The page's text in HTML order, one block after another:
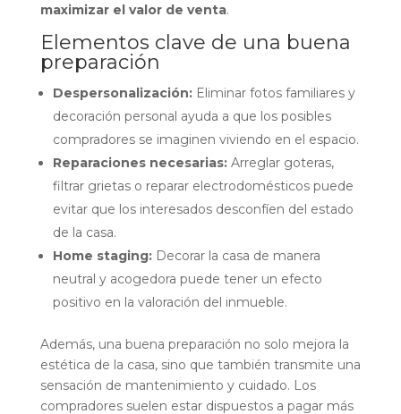
maximizar el valor de venta.
Elementos clave de una buena
preparación
Despersonalización:Eliminar fotos familiares y
decoración personal ayuda a que los posibles
compradores se imaginen viviendo en el espacio.
Reparaciones necesarias:Arreglar goteras,
filtrar grietas o reparar electrodomésticos puede
evitar que los interesados desconfíen del estado
de la casa.
Home staging:Decorar la casa de manera
neutral y acogedora puede tener un efecto
positivo en la valoración del inmueble.
Además, una buena preparación no solo mejora la
estética de la casa, sino que también transmite una
sensación de mantenimiento y cuidado. Los
compradores suelen estar dispuestos a pagar más